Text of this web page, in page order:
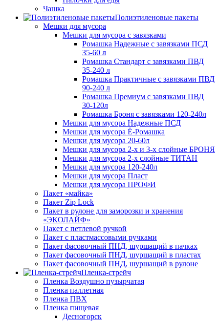
Чашка
Полиэтиленовые пакеты
Мешки для мусора
Мешки для мусора с завязками
Ромашка Надежные с завязками ПСД
35-60 л
Ромашка Стандарт с завязками ПВД
35-240 л
Ромашка Практичные с завязками ПВД
90-240 л
Ромашка Премиум с завязками ПВД
30-120л
Ромашка Броня с завязками 120-240л
Мешки для мусора Надежные ПСД
Мешки для мусора Ё-Ромашка
Мешки для мусора 20-60л
Мешки для мусора 2-х и 3-х слойные БРОНЯ
Мешки для мусора 2-х слойные ТИТАН
Мешки для мусора 120-240л
Мешки для мусора Пласт
Мешки для мусора ПРОФИ
Пакет «майка»
Пакет Zip Lock
Пакет в рулоне для заморозки и хранения
«ЭКОЛАЙФ»
Пакет с петлевой ручкой
Пакет с пластмассовыми ручками
Пакет фасовочный ПНД, шуршащий в пачках
Пакет фасовочный ПНД, шуршащий в пластах
Пакет фасовочный ПНД, шуршащий в рулоне
Пленка-стрейч
Пленка Воздушно пузырчатая
Пленка паллетная
Пленка ПВХ
Пленка пищевая
Десногорск